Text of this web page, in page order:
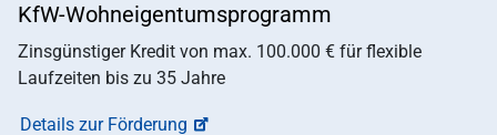
KfW-Wohneigentumsprogramm
Zinsgünstiger Kredit von max. 100.000 € für flexible
Laufzeiten bis zu 35 Jahre
Details zur Förderung